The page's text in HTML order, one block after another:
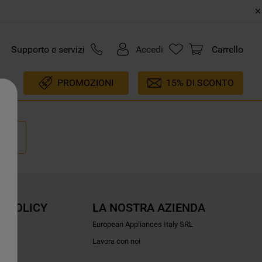
Supporto e servizi Accedi Carrello
PROMOZIONI 15% DI SCONTO
POLICY LA NOSTRA AZIENDA
European Appliances Italy SRL
Lavora con noi